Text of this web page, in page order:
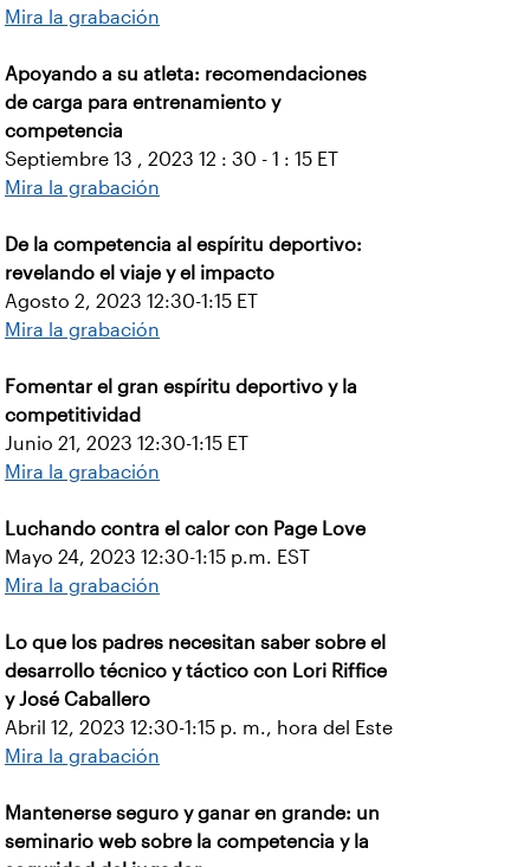
Mira la grabación
Apoyando a su atleta: recomendaciones
de carga para entrenamiento y
competencia
Septiembre 13 , 2023 12 : 30 - 1 : 15 ET
Mira la grabación
De la competencia al espíritu deportivo:
revelando el viaje y el impacto
Agosto 2, 2023 12:30-1:15 ET
Mira la grabación
Fomentar el gran espíritu deportivo y la
competitividad
Junio 21, 2023 12:30-1:15 ET
Mira la grabación
Luchando contra el calor con Page Love
Mayo 24, 2023 12:30-1:15 p.m. EST
Mira la grabación
Lo que los padres necesitan saber sobre el
desarrollo técnico y táctico con Lori Riffice
y José Caballero
Abril 12, 2023 12:30-1:15 p. m., hora del Este
Mira la grabación
Mantenerse seguro y ganar en grande: un
seminario web sobre la competencia y la